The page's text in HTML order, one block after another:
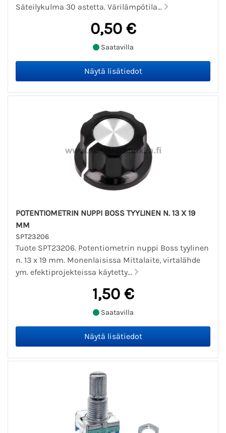
Säteilykulma 30 astetta. Värilämpötila...
0,50 €
Saatavilla
POTENTIOMETRIN NUPPI BOSS TYYLINEN N. 13 X 19
MM
SPT23206
Tuote SPT23206. Potentiometrin nuppi Boss tyylinen
n. 13 x 19 mm. Monenlaisissa Mittalaite, virtalähde
ym. efektiprojekteissa käytetty...
1,50 €
Saatavilla